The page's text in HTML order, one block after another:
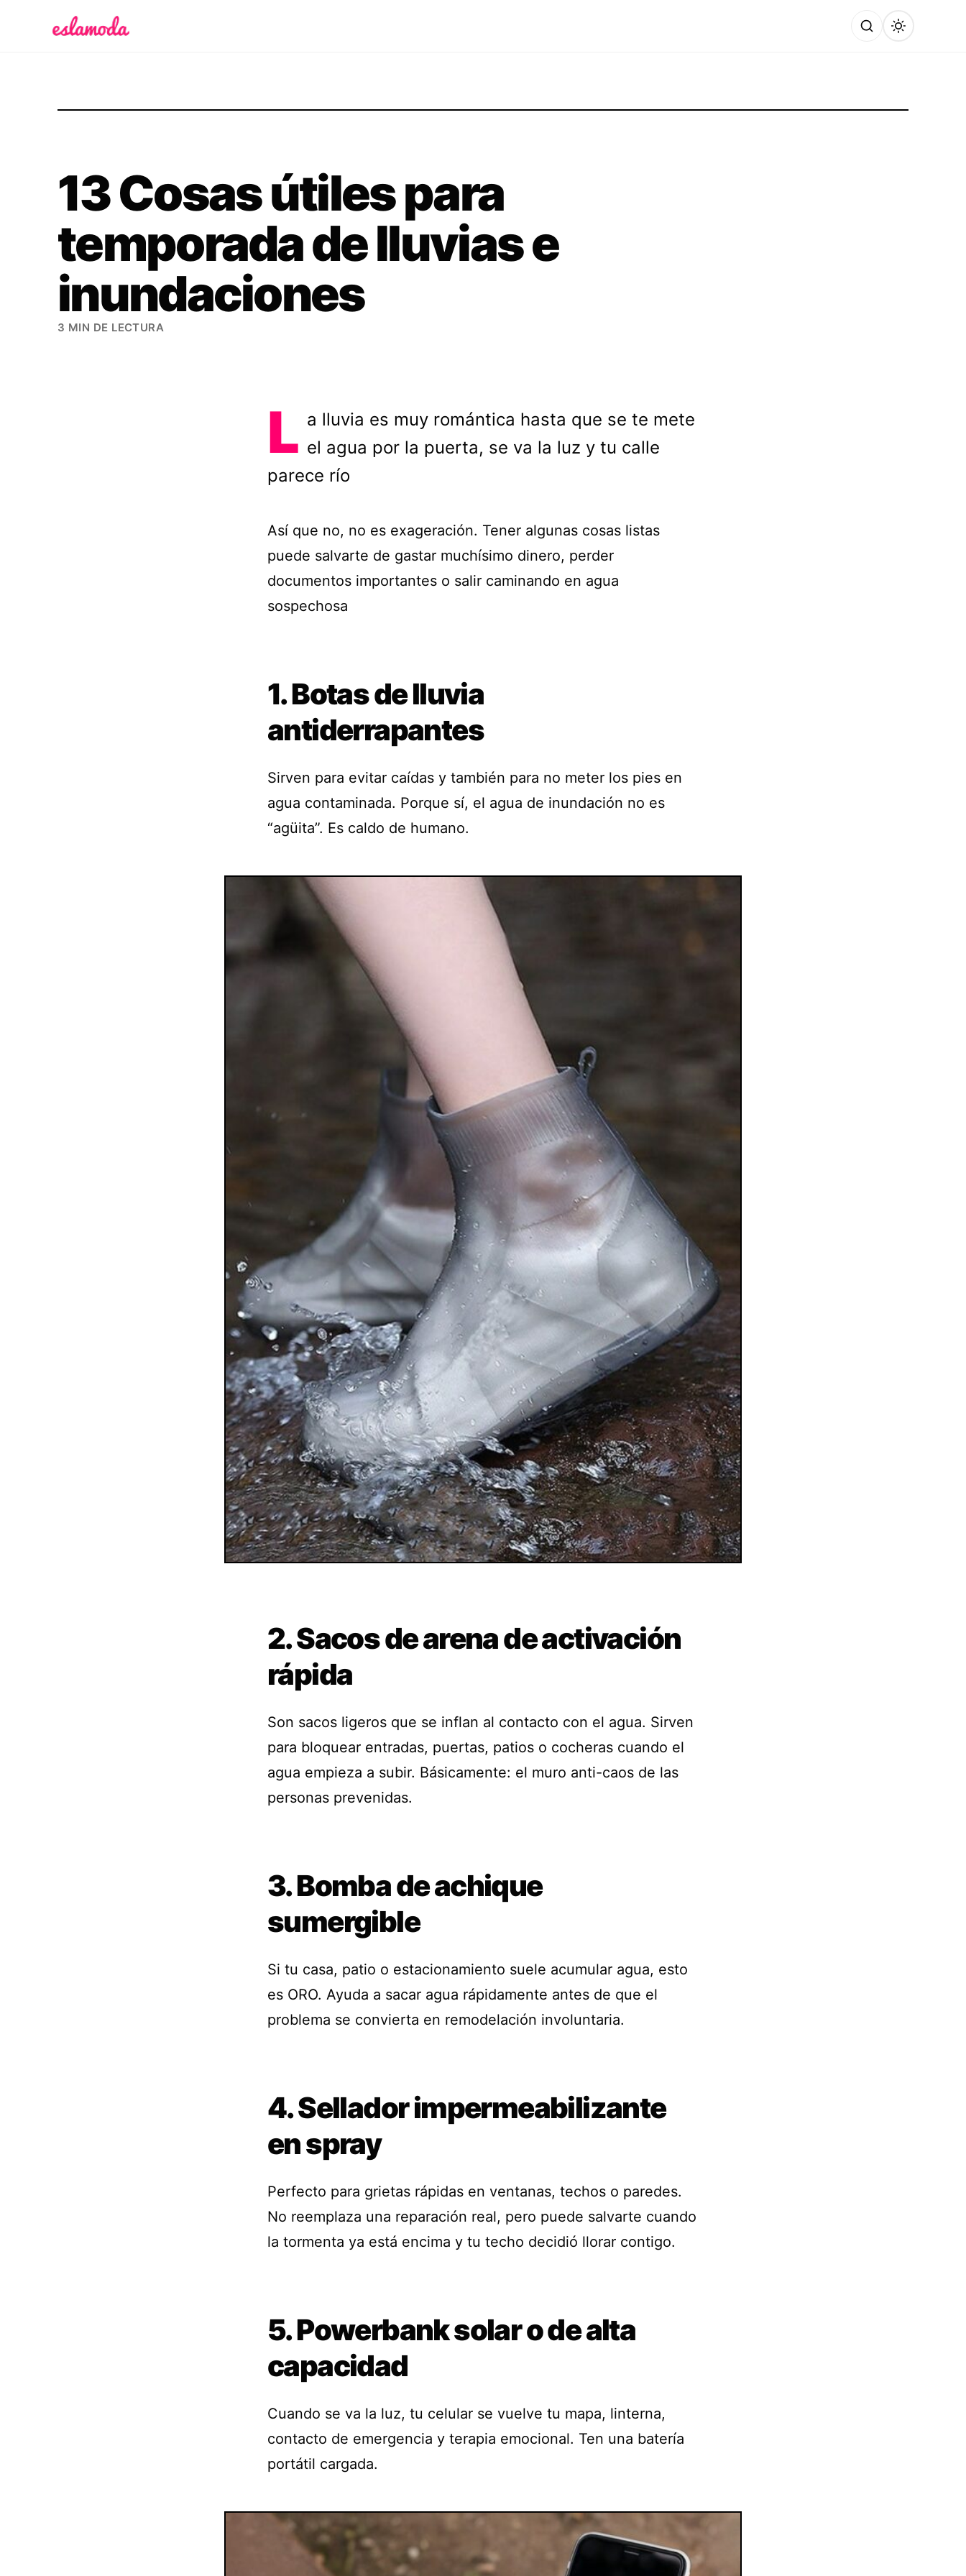
13 Cosas útiles para
temporada de lluvias e
inundaciones
3 MIN DE LECTURA
L a lluvia es muy romántica hasta que se te mete
el agua por la puerta, se va la luz y tu calle
parece río
Así que no, no es exageración. Tener algunas cosas listas
puede salvarte de gastar muchísimo dinero, perder
documentos importantes o salir caminando en agua
sospechosa
1. Botas de lluvia
antiderrapantes
Sirven para evitar caídas y también para no meter los pies en
agua contaminada. Porque sí, el agua de inundación no es
“agüita”. Es caldo de humano.
2. Sacos de arena de activación
rápida
Son sacos ligeros que se inflan al contacto con el agua. Sirven
para bloquear entradas, puertas, patios o cocheras cuando el
agua empieza a subir. Básicamente: el muro anti-caos de las
personas prevenidas.
3. Bomba de achique
sumergible
Si tu casa, patio o estacionamiento suele acumular agua, esto
es ORO. Ayuda a sacar agua rápidamente antes de que el
problema se convierta en remodelación involuntaria.
4. Sellador impermeabilizante
en spray
Perfecto para grietas rápidas en ventanas, techos o paredes.
No reemplaza una reparación real, pero puede salvarte cuando
la tormenta ya está encima y tu techo decidió llorar contigo.
5. Powerbank solar o de alta
capacidad
Cuando se va la luz, tu celular se vuelve tu mapa, linterna,
contacto de emergencia y terapia emocional. Ten una batería
portátil cargada.